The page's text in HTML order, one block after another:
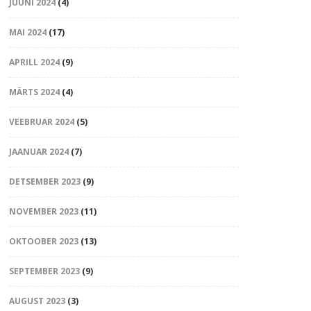
JUUNI 2024 (4)
MAI 2024(17)
APRILL 2024(9)
MÄRTS 2024(4)
VEEBRUAR 2024(5)
JAANUAR 2024(7)
DETSEMBER 2023(9)
NOVEMBER 2023(11)
OKTOOBER 2023(13)
SEPTEMBER 2023(9)
AUGUST 2023(3)